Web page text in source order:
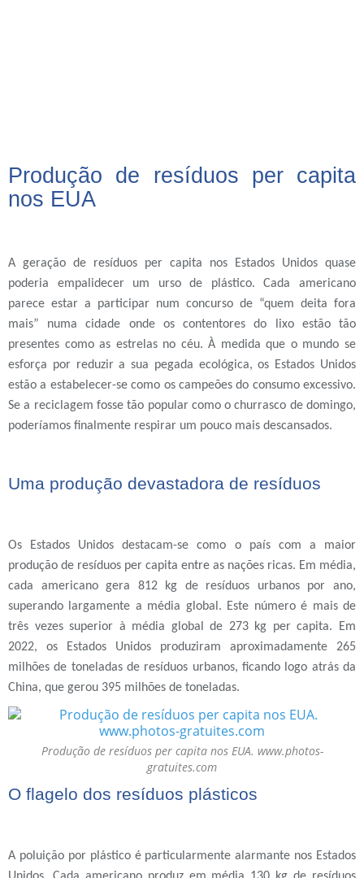
Produção de resíduos per capita
nos EUA
A geração de resíduos per capita nos Estados Unidos quase
poderia empalidecer um urso de plástico. Cada americano
parece estar a participar num concurso de “quem deita fora
mais” numa cidade onde os contentores do lixo estão tão
presentes como as estrelas no céu. À medida que o mundo se
esforça por reduzir a sua pegada ecológica, os Estados Unidos
estão a estabelecer-se como os campeões do consumo excessivo.
Se a reciclagem fosse tão popular como o churrasco de domingo,
poderíamos finalmente respirar um pouco mais descansados.
Uma produção devastadora de resíduos
Os Estados Unidos destacam-se como o país com a maior
produção de resíduos per capita entre as nações ricas. Em média,
cada americano gera 812 kg de resíduos urbanos por ano,
superando largamente a média global. Este número é mais de
três vezes superior à média global de 273 kg per capita. Em
2022, os Estados Unidos produziram aproximadamente 265
milhões de toneladas de resíduos urbanos, ficando logo atrás da
China, que gerou 395 milhões de toneladas.
Produção de resíduos per capita nos EUA. www.photos-
gratuites.com
O flagelo dos resíduos plásticos
A poluição por plástico é particularmente alarmante nos Estados